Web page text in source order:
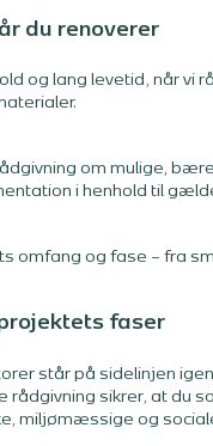
du renoverer
og lang levetid, når vi
om mulige,
i henhold til
omfang og fase – fra
faser
står på sidelinjen
rådgivning sikrer, at du
miljømæssige og